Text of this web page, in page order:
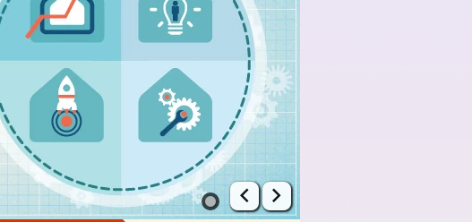
上一张幻灯片
下一张幻灯片